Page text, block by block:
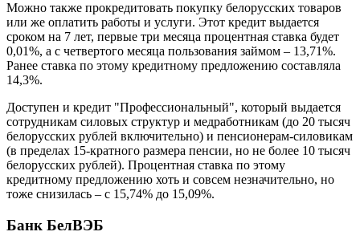
Можно также прокредитовать покупку белорусских товаров
или же оплатить работы и услуги. Этот кредит выдается
сроком на 7 лет, первые три месяца процентная ставка будет
0,01%, а с четвертого месяца пользования займом – 13,71%.
Ранее ставка по этому кредитному предложению составляла
14,3%.
Доступен и кредит "Профессиональный", который выдается
сотрудникам силовых структур и медработникам (до 20 тысяч
белорусских рублей включительно) и пенсионерам-силовикам
(в пределах 15-кратного размера пенсии, но не более 10 тысяч
белорусских рублей). Процентная ставка по этому
кредитному предложению хоть и совсем незначительно, но
тоже снизилась – с 15,74% до 15,09%.
Банк БелВЭБ